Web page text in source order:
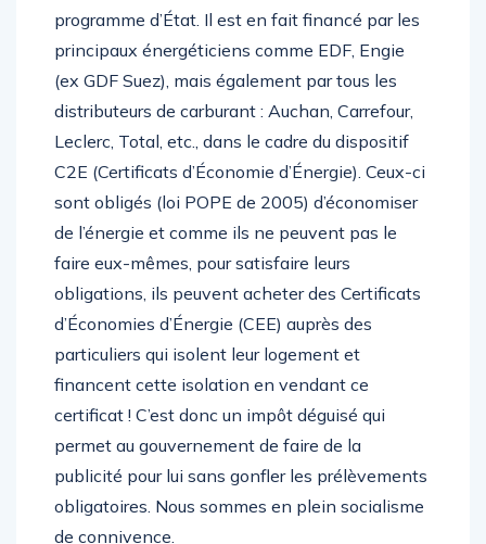
d’isolation à 1 €est annoncé comme un
programme d’État. Il est en fait financé par les
principaux énergéticiens comme EDF, Engie
(ex GDF Suez), mais également par tous les
distributeurs de carburant : Auchan, Carrefour,
Leclerc, Total, etc., dans le cadre du dispositif
C2E (Certificats d’Économie d’Énergie). Ceux-ci
sont obligés (loi POPE de 2005) d’économiser
de l’énergie et comme ils ne peuvent pas le
faire eux-mêmes, pour satisfaire leurs
obligations, ils peuvent acheter des Certificats
d’Économies d’Énergie (CEE) auprès des
particuliers qui isolent leur logement et
financent cette isolation en vendant ce
certificat ! C’est donc un impôt déguisé qui
permet au gouvernement de faire de la
publicité pour lui sans gonfler les prélèvements
obligatoires. Nous sommes en plein socialisme